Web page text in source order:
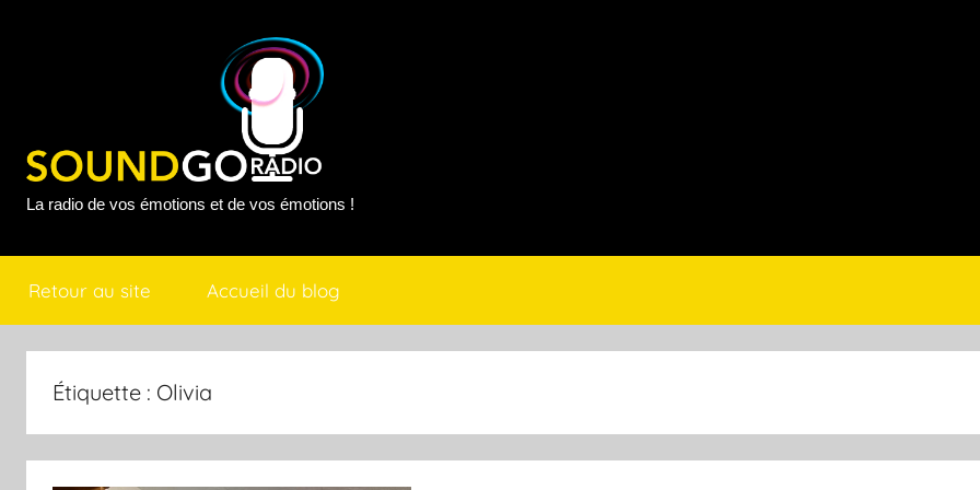
Sound
Go
Radio
La radio de vos émotions et de vos émotions !
Retour au site Accueil du blog
Étiquette : Olivia